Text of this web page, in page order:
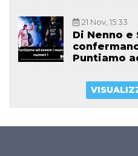
21 Nov, 15:33
Di Nenno e
Puntiamo